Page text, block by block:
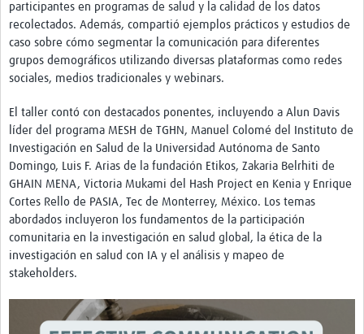
Impacto
participantes en programas de salud y la calidad de los datos
recolectados. Además, compartió ejemplos prácticos y estudios de
caso sobre cómo segmentar la comunicación para diferentes
grupos demográficos utilizando diversas plataformas como redes
sociales, medios tradicionales y webinars.
El taller contó con destacados ponentes, incluyendo a Alun Davis
líder del programa MESH de TGHN, Manuel Colomé del Instituto de
Investigación en Salud de la Universidad Autónoma de Santo
Domingo, Luis F. Arias de la fundación Etikos, Zakaria Belrhiti de
GHAIN MENA, Victoria Mukami del Hash Project en Kenia y Enrique
Cortes Rello de PASIA, Tec de Monterrey, México. Los temas
abordados incluyeron los fundamentos de la participación
comunitaria en la investigación en salud global, la ética de la
investigación en salud con IA y el análisis y mapeo de
stakeholders.